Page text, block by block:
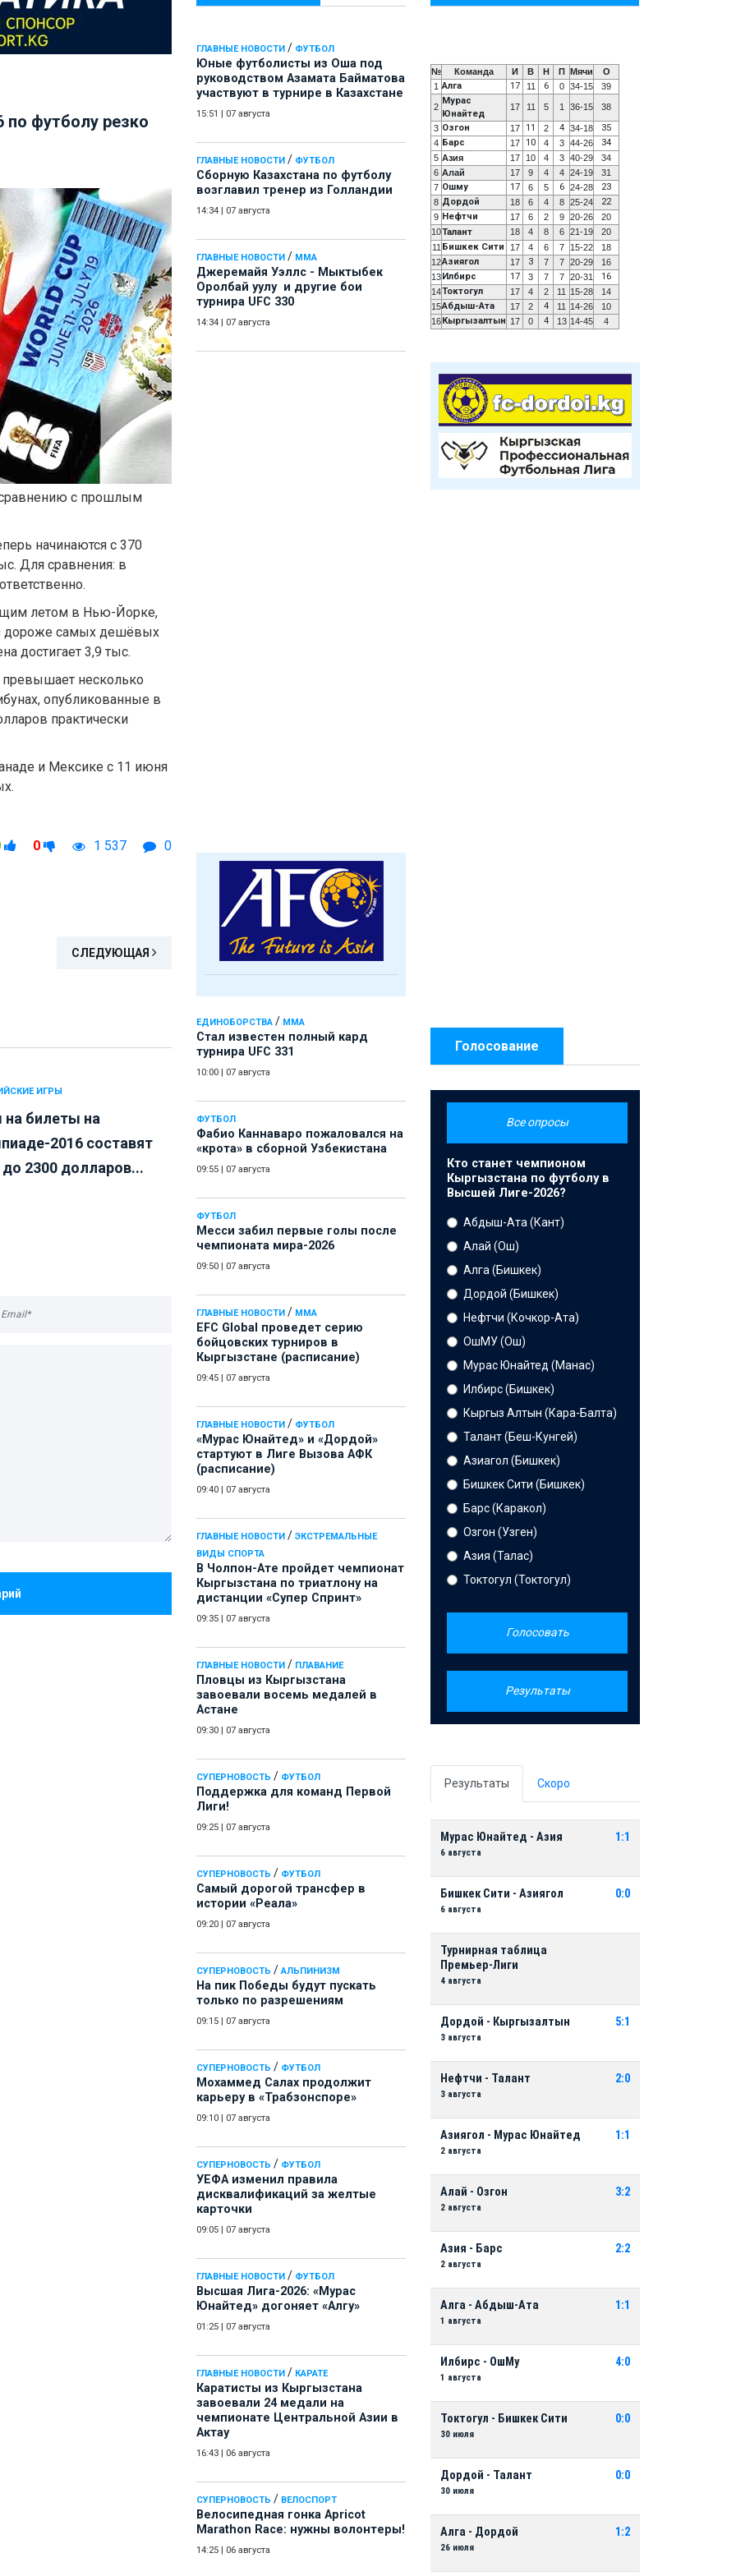
ГЛАВНЫЕ НОВОСТИ / ФУТБОЛ
Юные футболисты из Оша под
руководством Азамата Байматова
участвуют в турнире в Казахстане
15:51 07 августа
ГЛАВНЫЕ НОВОСТИ / ФУТБОЛ
Сборную Казахстана по футболу
возглавил тренер из Голландии
14:34 07 августа
ГЛАВНЫЕ НОВОСТИ / ММА
Джеремайя Уэллс - Мыктыбек
Оролбай уулу и другие бои
турнира UFC 330
14:34 07 августа
ЕДИНОБОРСТВА / ММА
Стал известен полный кард
турнира UFC 331
10:00 07 августа
ФУТБОЛ
Фабио Каннаваро пожаловался на
«крота» в сборной Узбекистана
09:55 07 августа
ФУТБОЛ
Месси забил первые голы после
чемпионата мира-2026
09:50 07 августа
ГЛАВНЫЕ НОВОСТИ / ММА
EFC Global проведет серию
бойцовских турниров в
Кыргызстане (расписание)
09:45 07 августа
ГЛАВНЫЕ НОВОСТИ / ФУТБОЛ
«Мурас Юнайтед» и «Дордой»
стартуют в Лиге Вызова АФК
(расписание)
09:40 07 августа
ГЛАВНЫЕ НОВОСТИ / ЭКСТРЕМАЛЬНЫЕ
ВИДЫ СПОРТА
В Чолпон-Ате пройдет чемпионат
Кыргызстана по триатлону на
дистанции «Супер Спринт»
09:35 07 августа
ГЛАВНЫЕ НОВОСТИ / ПЛАВАНИЕ
Пловцы из Кыргызстана
завоевали восемь медалей в
Астане
09:30 07 августа
СУПЕРНОВОСТЬ / ФУТБОЛ
Поддержка для команд Первой
Лиги!
09:25 07 августа
СУПЕРНОВОСТЬ / ФУТБОЛ
Самый дорогой трансфер в
истории «Реала»
09:20 07 августа
СУПЕРНОВОСТЬ / АЛЬПИНИЗМ
На пик Победы будут пускать
только по разрешениям
09:15 07 августа
СУПЕРНОВОСТЬ / ФУТБОЛ
Мохаммед Салах продолжит
карьеру в «Трабзонспоре»
09:10 07 августа
СУПЕРНОВОСТЬ / ФУТБОЛ
УЕФА изменил правила
дисквалификаций за желтые
карточки
09:05 07 августа
ГЛАВНЫЕ НОВОСТИ / ФУТБОЛ
Высшая Лига-2026: «Мурас
Юнайтед» догоняет «Алгу»
01:25 07 августа
ГЛАВНЫЕ НОВОСТИ / КАРАТЕ
Каратисты из Кыргызстана
завоевали 24 медали на
чемпионате Центральной Азии в
Актау
16:43 06 августа
СУПЕРНОВОСТЬ / ВЕЛОСПОРТ
Велосипедная гонка Apricot
Marathon Race: нужны волонтеры!
14:25 06 августа
футболу резко
с прошлым
начинаются с 370
Для сравнения: в
летом в Нью-Йорке,
дороже самых дешёвых
достигает 3,9 тыс.
несколько
опубликованные в
практически
и Мексике с 11 июня
0 1 537 0
СЛЕДУЮЩАЯ
ИГРЫ
билеты на
2016 составят
до 2300 долларов...
№ Команда И В Н П Мячи
О
1 Алга 17 11 6 0 34-15 39
2
Мурас
Юнайтед
17 11 5 1 36-15 38
3 Озгон 17 11 2 4 34-18 35
4 Барс 17 10 4 3 44-26 34
5 Азия 17 10 4 3 40-29
34
6 Алай 17 9 4 4 24-19
31
7 Ошму 17 6 5 6 24-28 23
8 Дордой 18 6 4 8 25-24 22
9 Нефтчи 17 6 2 9 20-26
20
10Талант 18 4 8 6 21-19
20
11 Бишкек Сити 17 4 6 7 15-22
18
12Азиягол 17 3 7 7 20-29
16
13 Илбирс 17 3 7 7 20-31 16
14Токтогул 17 4 2 11 15-28
14
15Абдыш-Ата 17 2 4 11 14-26
10
16 Кыргызалтын 17 0 4 13 14-45 4
Голосование
Все опросы
Кто станет чемпионом
Кыргызстана по футболу в
Высшей Лиге-2026?
Абдыш-Ата (Кант)
Алай (Ош)
Алга (Бишкек)
Дордой (Бишкек)
Нефтчи (Кочкор-Ата)
ОшМУ (Ош)
Мурас Юнайтед (Манас)
Илбирс (Бишкек)
Кыргыз Алтын (Кара-Балта)
Талант (Беш-Кунгей)
Азиагол (Бишкек)
Бишкек Сити (Бишкек)
Барс (Каракол)
Озгон (Узген)
Азия (Талас)
Токтогул (Токтогул)
Голосовать
Результаты
Результаты Скоро
Мурас Юнайтед - Азия
6 августа
1:1
Бишкек Сити - Азиягол
6 августа
0:0
Турнирная таблица
Премьер-Лиги
4 августа
Дордой - Кыргызалтын
3 августа
5:1
Нефтчи - Талант
3 августа
2:0
Азиягол - Мурас Юнайтед
2 августа
1:1
Алай - Озгон
2 августа
3:2
Азия - Барс
2 августа
2:2
Алга - Абдыш-Ата
1 августа
1:1
Илбирс - ОшМу
1 августа
4:0
Токтогул - Бишкек Сити
30 июля
0:0
Дордой - Талант
30 июля
0:0
Алга - Дордой
26 июля
1:2